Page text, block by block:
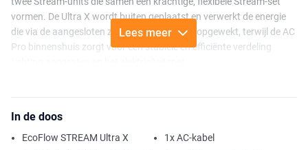
vormen. De Ultra X wordt buiten geplaatst en verwerkt de energie
die via de aangesloten zonnepanelen wordt opgewekt, terwijl de AC
Pro binnenshuis zorgt voor een stabiele en efficiënte verdeling
4 MPPT-ingangen ondersteunt hij een totale paneelinput tot 2000
W. Daarmee bouw je een compacte opstelling waarin overtollige
Lees meer
In de doos
EcoFlow STREAM Ultra X
1x AC-kabel